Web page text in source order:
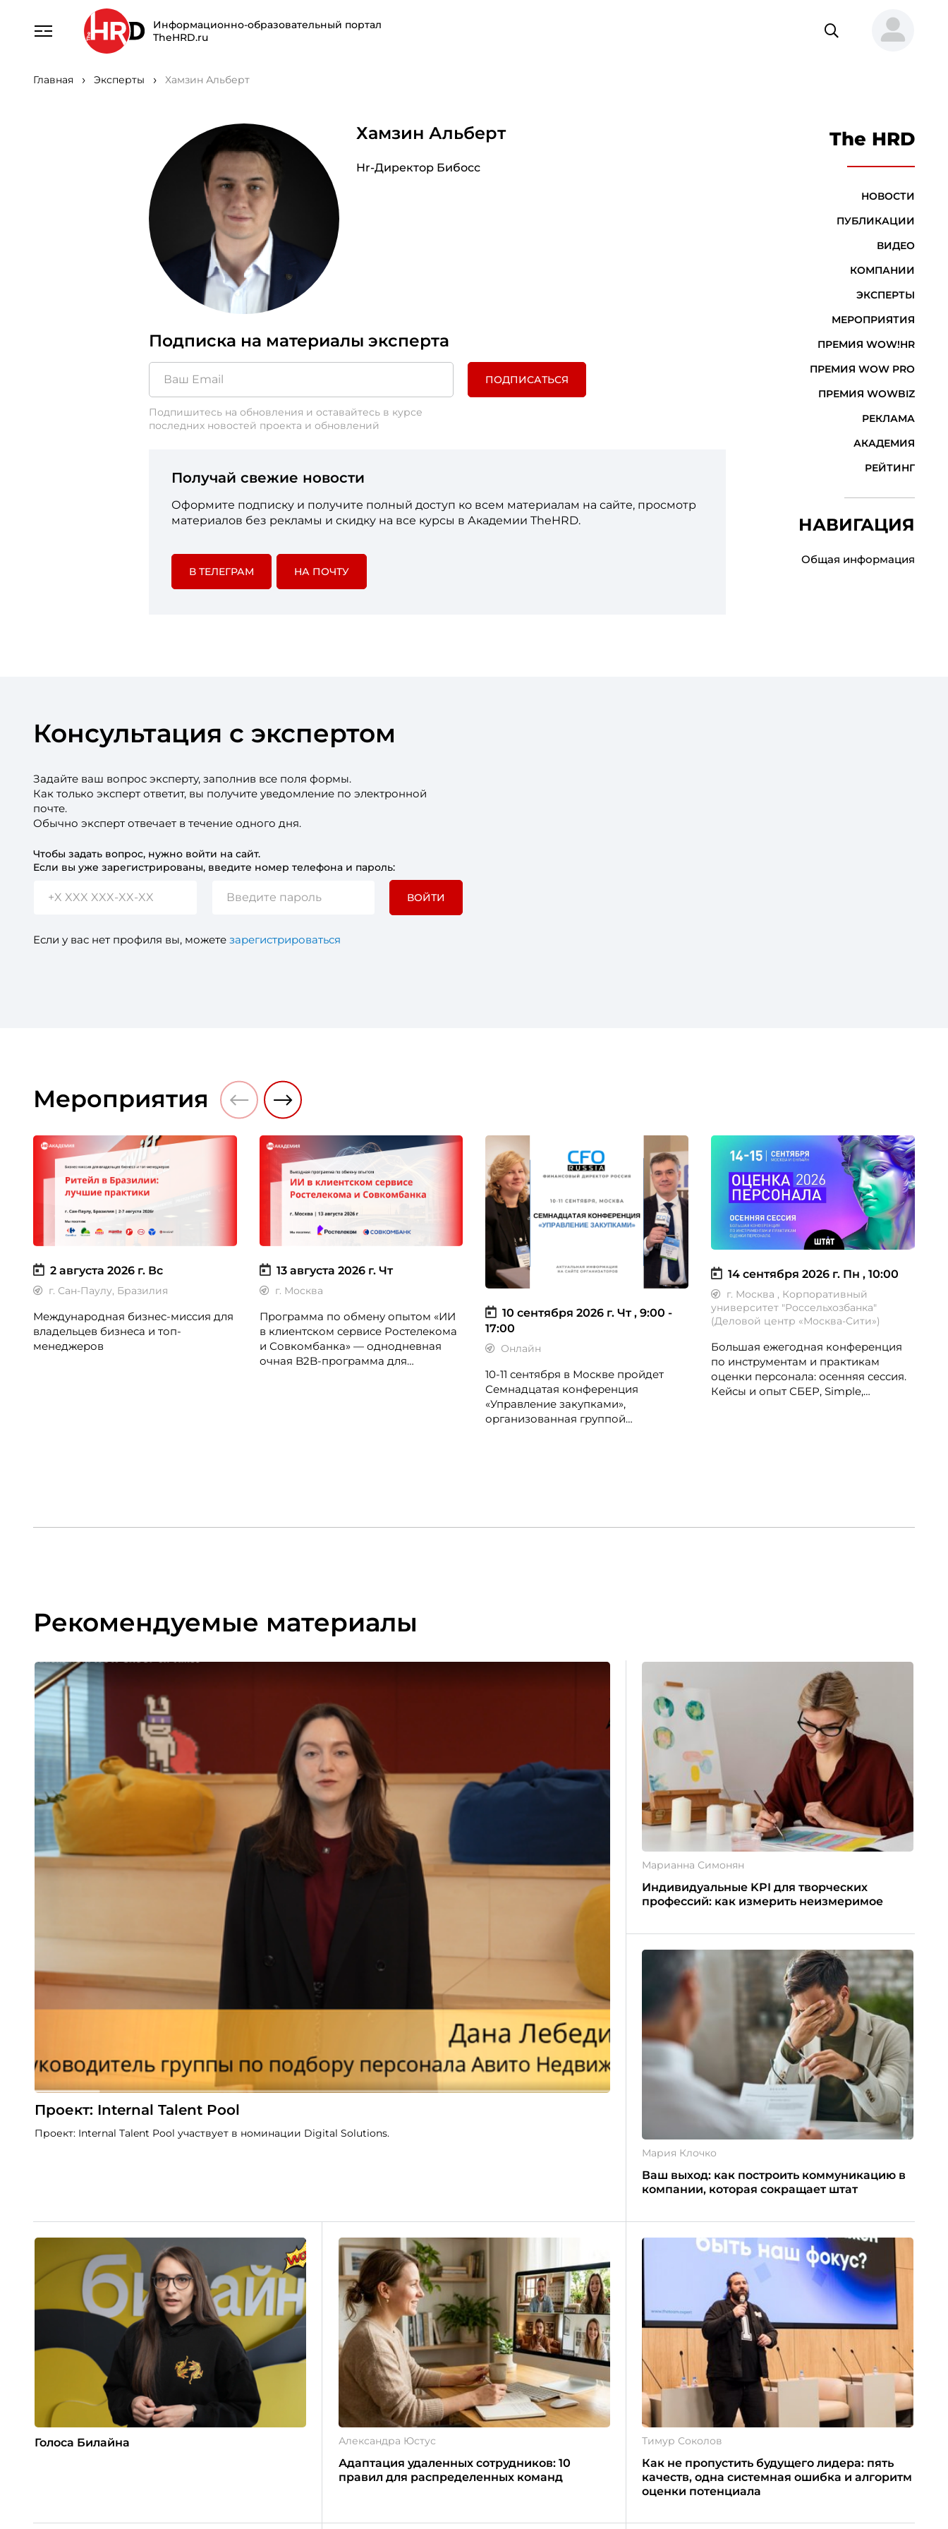
Информационно-образовательный портал
TheHRD.ru
Главная Эксперты Хамзин Альберт
Хамзин Альберт
Hr-Директор Бибосс
Подписка на материалы эксперта
Подпишитесь на обновления и оставайтесь в курсе
последних новостей проекта и обновлений
ПОДПИСАТЬСЯ
Получай свежие новости
Оформите подписку и получите полный доступ ко всем материалам на сайте, просмотр
материалов без рекламы и скидку на все курсы в Академии TheHRD.
В ТЕЛЕГРАМ НА ПОЧТУ
The HRD
НОВОСТИ
ПУБЛИКАЦИИ
ВИДЕО
КОМПАНИИ
ЭКСПЕРТЫ
МЕРОПРИЯТИЯ
ПРЕМИЯ WOW!HR
ПРЕМИЯ WOW PRO
ПРЕМИЯ WOWBIZ
РЕКЛАМА
АКАДЕМИЯ
РЕЙТИНГ
НАВИГАЦИЯ
Общая информация
Консультация с экспертом
Задайте ваш вопрос эксперту, заполнив все поля формы.
Как только эксперт ответит, вы получите уведомление по электронной
почте.
Обычно эксперт отвечает в течение одного дня.
Чтобы задать вопрос, нужно войти на сайт.
Если вы уже зарегистрированы, введите номер телефона и пароль:
ВОЙТИ
Если у вас нет профиля вы, можетезарегистрироваться
Мероприятия
2 августа 2026 г. Вс
г. Сан-Паулу, Бразилия
Международная бизнес-миссия для
владельцев бизнеса и топ-
менеджеров
13 августа 2026 г. Чт
г. Москва
Программа по обмену опытом «ИИ
в клиентском сервисе Ростелекома
и Совкомбанка» — однодневная
очная B2B-программа для
10 сентября 2026 г. Чт , 9:00 -
17:00
Онлайн
10-11 сентября в Москве пройдет
Семнадцатая конференция
«Управление закупками»,
организованная группой
14 сентября 2026 г. Пн , 10:00
г. Москва , Корпоративный
университет "Россельхозбанка"
(Деловой центр «Москва-Сити»)
Большая ежегодная конференция
по инструментам и практикам
оценки персонала: осенняя сессия.
Кейсы и опыт СБЕР, Simple,
Рекомендуемые материалы
Проект: Internal Talent Pool
Проект: Internal Talent Pool участвует в номинации Digital Solutions.
Марианна Симонян
Индивидуальные KPI для творческих
профессий: как измерить неизмеримое
Мария Клочко
Ваш выход: как построить коммуникацию в
компании, которая сокращает штат
Голоса Билайна Александра Юстус
Адаптация удаленных сотрудников: 10
правил для распределенных команд
Тимур Соколов
Как не пропустить будущего лидера: пять
качеств, одна системная ошибка и алгоритм
оценки потенциала